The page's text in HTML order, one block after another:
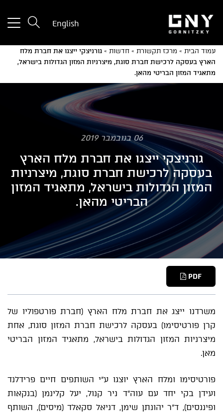
English
עמוד הבית » מרכז תקשורת » חדשות » גורניצקי ייצגו את חברת מלח
הארץ בעסקה לרכישת חברת סוגת, מיצרניות המזון הגדולות בישראל,
מתאגיד המזון הבריטי מהאן.
06 בנובמבר 2019
גורניצקי ייצגו את חברת מלח הארץ
בעסקה לרכישת חברת סוגת, מיצרניות
המזון הגדולות בישראל, מתאגיד המזון
הבריטי מהאן.
PDF
משרדנו ייצג את חברת מלח הארץ (חברת פורטפוליו של
קרן פורטיסימו) בעסקה לרכישת חברת המזון סוגת, אחת
מיצרניות המזון הגדולות בישראל, מתאגיד המזון הבריטי
מאן.
פורטיסימו ומלח הארץ יוצגו ע"י השותפים חיים פרידלנד
ועידן בקי יחד עם עוה"ד ניר קנול, יעל קלינמן (בנקאות
ופיננסים), ד"ר יהונתן שימן, דניאל סקאלד (מיסים), השותף